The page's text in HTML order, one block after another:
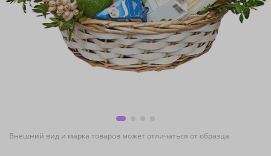
Внешний вид и марка товаров может отличаться от образца